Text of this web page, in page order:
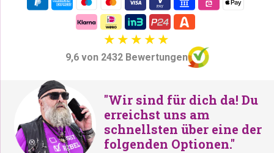
9,6 von 2432 Bewertungen
"Wir sind für dich da! Du
erreichst uns am
schnellsten über eine der
folgenden Optionen."